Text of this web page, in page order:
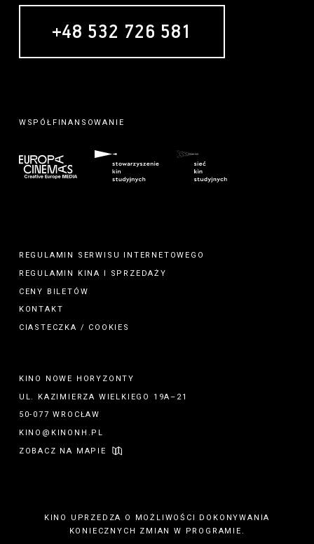
+48 532 726 581
WSPÓŁFINANSOWANIE
REGULAMIN SERWISU INTERNETOWEGO
REGULAMIN KINA I
SPRZEDAŻY
CENY BILETÓW
KONTAKT
CIASTECZKA / COOKIES
KINO NOWE HORYZONTY
UL. KAZIMIERZA WIELKIEGO 19A–21
50-077 WROCŁAW
KINO@KINONH.PL
ZOBACZ NA MAPIE
KINO UPRZEDZA O MOŻLIWOŚCI DOKONYWANIA
KONIECZNYCH ZMIAN W PROGRAMIE.